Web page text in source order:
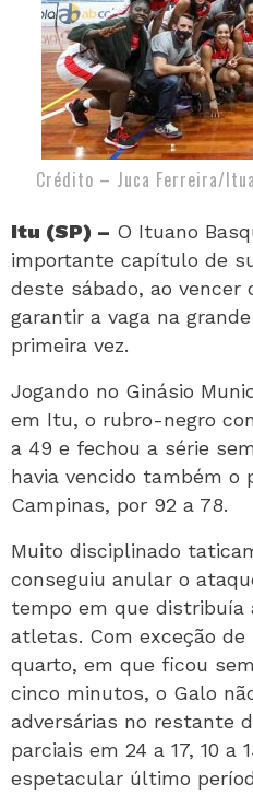
Crédito – Juca Ferreira/
Itu (SP) – O Ituano
importante capítulo de
deste sábado, ao vencer
garantir a vaga na
primeira vez.
Jogando no Ginásio
em Itu, o rubro-negro
a 49 e fechou a série
havia vencido também o
Campinas, por 92 a 78.
Muito disciplinado
conseguiu anular o
tempo em que distribuía
atletas. Com exceção de
quarto, em que ficou
cinco minutos, o Galo
adversárias no restante
parciais em 24 a 17, 10 a
espetacular último